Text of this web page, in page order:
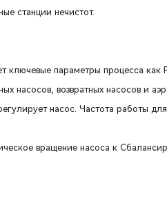
станции нечистот.
ключевые параметры процесса как
насосов, возвратных насосов и
насос. Частота работы
вращение насоса к